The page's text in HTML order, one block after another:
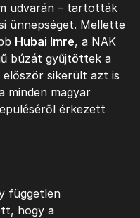
udvarán – tartották
ünnepséget. Mellette
Hubai Imre, a NAK
búzát gyűjtöttek a
sikerült azt is
minden magyar
érkezett
független
hogy a